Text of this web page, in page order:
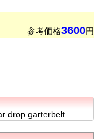
参考価格3600円
drop garterbelt.